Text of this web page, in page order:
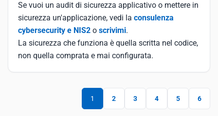
Se vuoi un audit di sicurezza applicativo o mettere in
sicurezza un'applicazione, vedi la consulenza
cybersecurity e NIS2 o scrivimi.
La sicurezza che funziona è quella scritta nel codice,
non quella comprata e mai configurata.
1 2 3 4 5 6